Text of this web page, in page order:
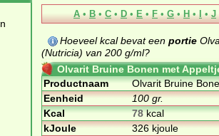
A • B • C • D • E • F • G • H • I • J
Hoeveel kcal bevat een portie
(Nutricia) van 200 g/ml?
Olvarit Bruine Bonen met
Productnaam
Olvarit Bruine
Eenheid
100 gr.
Kcal
78kcal
kJoule
326 kjoule